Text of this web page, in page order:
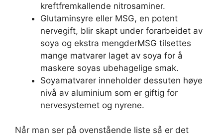
kreftfremkallende nitrosaminer.
Glutaminsyre eller MSG, en potent
nervegift, blir skapt under forarbeidet av
soya og ekstra mengderMSG tilsettes
mange matvarer laget av soya for å
maskere soyas ubehagelige smak.
Soyamatvarer inneholder dessuten høye
nivå av aluminium som er giftig for
nervesystemet og nyrene.
Når man ser på ovenstående liste så er det